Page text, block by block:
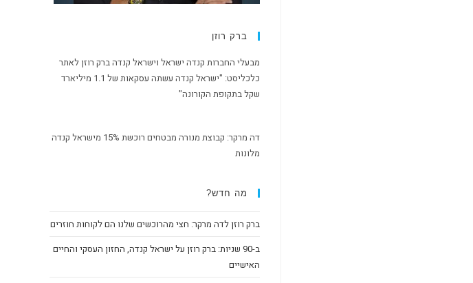
ברק רוזן
מבעלי החברות קנדה ישראל וישראל קנדה ברק רוזן לאתר
כלכליסט: "ישראל קנדה עשתה עסקאות של 1.1 מיליארד
שקל בתקופת הקורונה"
דה מרקר: קבוצת מנורה מבטחים רוכשת 15% מישראל קנדה
מלונות
מה חדש?
ברק רוזן לדה מרקר: חצי מהרוכשים שלנו הם לקוחות חוזרים
ב-90 שניות: ברק רוזן על ישראל קנדה, החזון העסקי והחיים
האישיים